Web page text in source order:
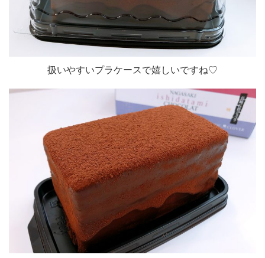
扱いやすいプラケースで嬉しいですね♡